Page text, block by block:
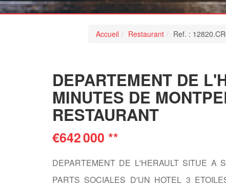
Accueil Restaurant Ref. :
DEPARTEMENT DE
MINUTES DE
RESTAURANT
€642 000 **
DEPARTEMENT DE L'HERAULT SITUE A
PARTS SOCIALES D'UN HOTEL 3